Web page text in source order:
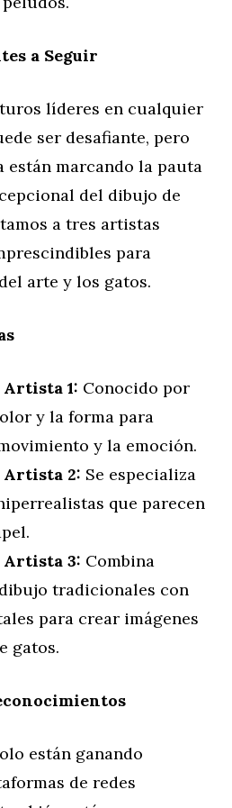
a Seguir
líderes en cualquier
ser desafiante, pero
están marcando la pauta
del dibujo de
a tres artistas
para
arte y los gatos.
Artista 1: Conocido por
y la forma para
y la emoción.
Artista 2: Se especializa
que parecen
Artista 3: Combina
tradicionales con
para crear imágenes
gatos.
están ganando
de redes